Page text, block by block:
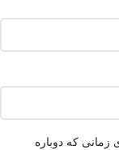
زمانی که دوباره